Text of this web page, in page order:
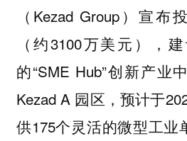
（Kezad Group）宣布
（约3100万美元），
的“SME Hub”创新产业
Kezad A 园区，预计于
供175个灵活的微型工业